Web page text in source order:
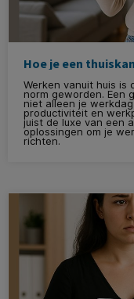
Hoe je een
Werken vanuit huis is
norm geworden. Een
niet alleen je
productiviteit en
juist de luxe van een
oplossingen om je
richten.